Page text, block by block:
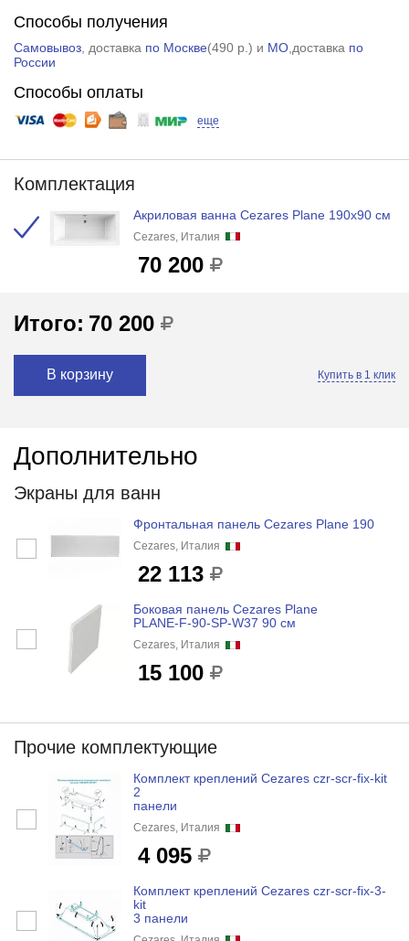
Способы получения
Самовывоз, доставка по Москве(490 р. ) и МО,доставка по
России
Способы оплаты
еще
Комплектация
Акриловая ванна Cezares Plane 190x90 см
Cezares, Италия
70 200
Итого: 70 200
В корзину Купить в 1 клик
Дополнительно
Экраны для ванн
Фронтальная панель Cezares Plane 190
Cezares, Италия
22 113
Боковая панель Cezares Plane
PLANE-F-90-SP-W37 90 см
Cezares, Италия
15 100
Прочие комплектующие
Комплект креплений Cezares czr-scr-fix-kit
2
панели
Cezares, Италия
4 095
Комплект креплений Cezares czr-scr-fix-3-
kit
3 панели